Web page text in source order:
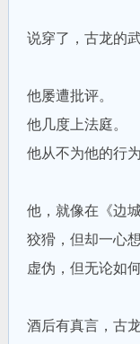
说穿了，古龙的
他屡遭批评。
他几度上法庭。
他从不为他的行为
他，就像在《边
狡猾，但却一心
虚伪，但无论如
酒后有真言，古